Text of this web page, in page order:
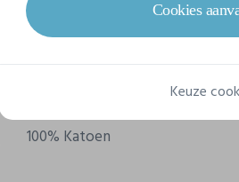
Referentie
Gram/m²
100% Katoen
Cookies
Keuze